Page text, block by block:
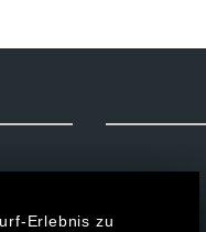
Erlebnis zu